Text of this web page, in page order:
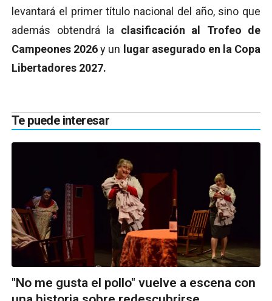
levantará el primer título nacional del año, sino que
además obtendrá la clasificación al Trofeo de
Campeones 2026y un lugar asegurado en la Copa
Libertadores 2027.
Te puede interesar
"No me gusta el pollo" vuelve a escena con